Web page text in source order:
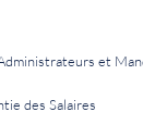
et
des Salaires